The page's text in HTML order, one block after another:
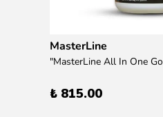
MasterLine
₺ 815.00